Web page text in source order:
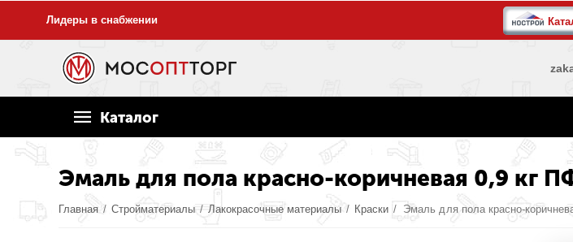
Лидеры в снабжении
Каталог
Эмаль для пола красно-коричневая 0,9 кг
Главная / Стройматериалы / Лакокрасочные материалы / Краски / Эмаль для пола красно-